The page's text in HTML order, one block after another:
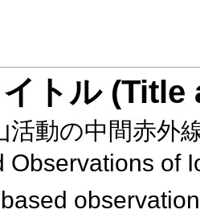
トル
活動の中間赤外
Observations of